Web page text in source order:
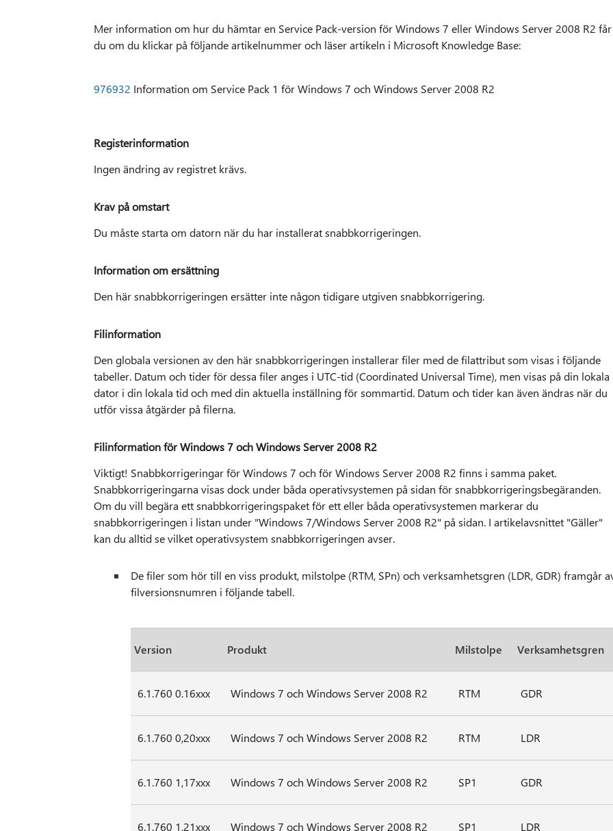
Mer information om hur du hämtar en Service Pack-version för Windows 7 eller Windows Server 2008 R2 får
du om du klickar på följande artikelnummer och läser artikeln i Microsoft Knowledge Base:
976932 Information om Service Pack 1 för Windows 7 och Windows Server 2008 R2
Registerinformation
Ingen ändring av registret krävs.
Krav på omstart
Du måste starta om datorn när du har installerat snabbkorrigeringen.
Information om ersättning
Den här snabbkorrigeringen ersätter inte någon tidigare utgiven snabbkorrigering.
Filinformation
Den globala versionen av den här snabbkorrigeringen installerar filer med de filattribut som visas i följande
tabeller. Datum och tider för dessa filer anges i UTC-tid (Coordinated Universal Time), men visas på din lokala
dator i din lokala tid och med din aktuella inställning för sommartid. Datum och tider kan även ändras när du
utför vissa åtgärder på filerna.
Filinformation för Windows 7 och Windows Server 2008 R2
Viktigt! Snabbkorrigeringar för Windows 7 och för Windows Server 2008 R2 finns i samma paket.
Snabbkorrigeringarna visas dock under båda operativsystemen på sidan för snabbkorrigeringsbegäranden.
Om du vill begära ett snabbkorrigeringspaket för ett eller båda operativsystemen markerar du
snabbkorrigeringen i listan under "Windows 7/Windows Server 2008 R2" på sidan. I artikelavsnittet "Gäller"
kan du alltid se vilket operativsystem snabbkorrigeringen avser.
De filer som hör till en viss produkt, milstolpe (RTM, SPn) och verksamhetsgren (LDR, GDR) framgår
filversionsnumren i följande tabell.
Version Produkt Milstolpe Verksamhetsgren
6.1.760 0.16xxx Windows 7 och Windows Server 2008 R2 RTM GDR
6.1.760 0,20xxx Windows 7 och Windows Server 2008 R2 RTM LDR
6.1.760 1,17xxx Windows 7 och Windows Server 2008 R2 SP1 GDR
6.1.760 1,21xxx Windows 7 och Windows Server 2008 R2 SP1 LDR